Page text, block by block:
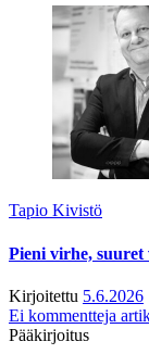
Tapio Kivistö
Pieni virhe, suuret
Kirjoitettu 5.6.2026
Ei kommentteja
Pääkirjoitus